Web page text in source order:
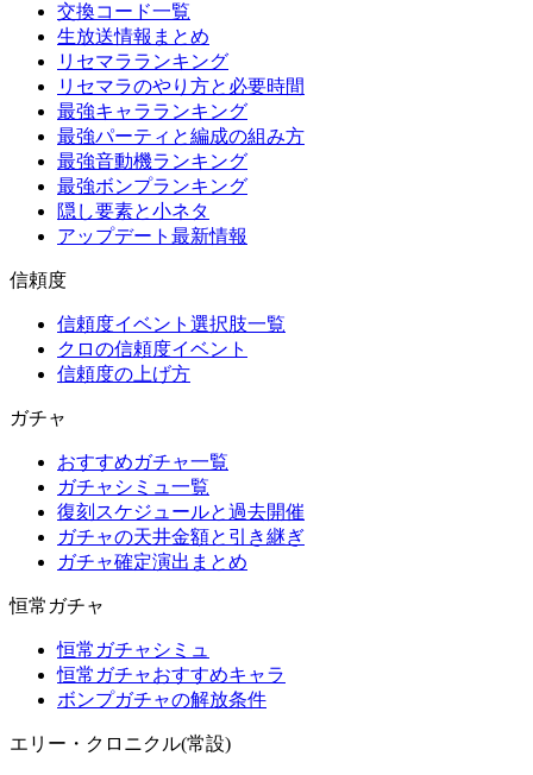
交換コード一覧
生放送情報まとめ
リセマラランキング
リセマラのやり方と必要時間
最強キャラランキング
最強パーティと編成の組み方
最強音動機ランキング
最強ボンプランキング
隠し要素と小ネタ
アップデート最新情報
信頼度
信頼度イベント選択肢一覧
クロの信頼度イベント
信頼度の上げ方
ガチャ
おすすめガチャ一覧
ガチャシミュ一覧
復刻スケジュールと過去開催
ガチャの天井金額と引き継ぎ
ガチャ確定演出まとめ
恒常ガチャ
恒常ガチャシミュ
恒常ガチャおすすめキャラ
ボンプガチャの解放条件
エリー・クロニクル(常設)